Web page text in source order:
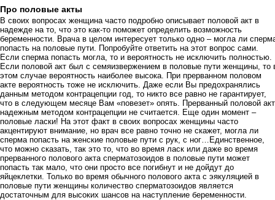
Про половые акты
В своих вопросах женщина часто подробно описывает половой акт в
надежде на то, что это как-то поможет определить возможность
беременности. Врача в целом интересует только одно – могла ли
попасть на половые пути. Попробуйте ответить на этот вопрос сами.
Если сперма попасть могла, то и вероятность не исключить полностью.
Если половой акт был с семяизвержением в половые пути женщины, то
этом случае вероятность наиболее высока. При прерванном половом
акте вероятность тоже не исключить. Даже если Вы предохранялись
данным методом контрацепции год, то никто все равно не гарантирует,
что в следующем месяце Вам «повезет» опять. Прерванный половой акт
надежным методом контрацепции не считается. Еще один момент –
половые ласки! На этот факт в своих вопросах женщины часто
акцентируют внимание, но врач все равно точно не скажет, могла ли
сперма попасть на женские половые пути с рук, с ног…Единственное,
что можно сказать, так это то, что во время ласк или даже во время
прерванного полового акта сперматозоидов в половые пути может
попасть так мало, что они просто все погибнут и не дойдут до
яйцеклетки. Только во время обычного полового акта с эякуляцией в
половые пути женщины количество сперматозоидов является
достаточным для высоких шансов на наступление беременности.